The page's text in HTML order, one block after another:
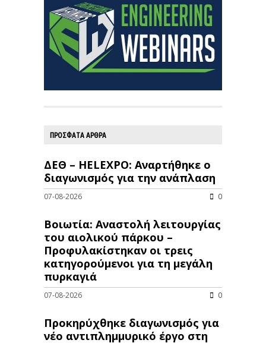
ΠΡΟΣΦΑΤΑ ΑΡΘΡΑ
ΔΕΘ – HELEXPO: Αναρτήθηκε ο
διαγωνισμός για την ανάπλαση
07-08-2026 0
Βοιωτία: Αναστολή λειτουργίας
του αιολικού πάρκου –
Προφυλακίστηκαν οι τρεις
κατηγορούμενοι για τη μεγάλη
πυρκαγιά
07-08-2026 0
Προκηρύχθηκε διαγωνισμός για
νέo αντιπλημμυρικό έργο στη